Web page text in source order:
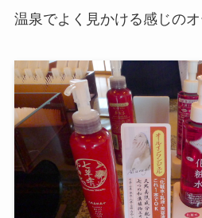
温泉でよく見かける感じのオ